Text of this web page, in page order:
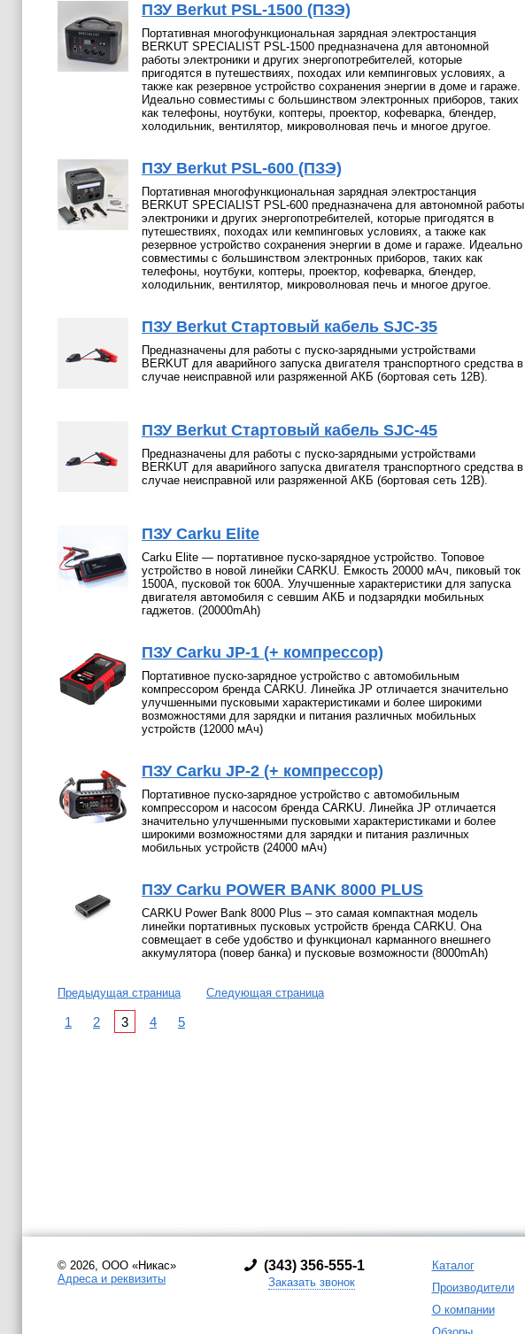
ПЗУ Berkut PSL-1500 (ПЗЭ)
Портативная многофункциональная зарядная электростанция
BERKUT SPECIALIST PSL-1500 предназначена для автономной
работы электроники и других энергопотребителей, которые
пригодятся в путешествиях, походах или кемпинговых условиях, а
также как резервное устройство сохранения энергии в доме и гараже.
Идеально совместимы с большинством электронных приборов, таких
как телефоны, ноутбуки, коптеры, проектор, кофеварка, блендер,
холодильник, вентилятор, микроволновая печь и многое другое.
ПЗУ Berkut PSL-600 (ПЗЭ)
Портативная многофункциональная зарядная электростанция
BERKUT SPECIALIST PSL-600 предназначена для автономной работы
электроники и других энергопотребителей, которые пригодятся в
путешествиях, походах или кемпинговых условиях, а также как
резервное устройство сохранения энергии в доме и гараже. Идеально
совместимы с большинством электронных приборов, таких как
телефоны, ноутбуки, коптеры, проектор, кофеварка, блендер,
холодильник, вентилятор, микроволновая печь и многое другое.
ПЗУ Berkut Стартовый кабель SJC-35
Предназначены для работы с пуско-зарядными устройствами
BERKUT для аварийного запуска двигателя транспортного средства в
случае неисправной или разряженной АКБ (бортовая сеть 12В).
ПЗУ Berkut Стартовый кабель SJC-45
Предназначены для работы с пуско-зарядными устройствами
BERKUT для аварийного запуска двигателя транспортного средства в
случае неисправной или разряженной АКБ (бортовая сеть 12В).
ПЗУ Carku Elite
Carku Elite — портативное пуско-зарядное устройство. Топовое
устройство в новой линейки CARKU. Емкость 20000 мАч, пиковый ток
1500А, пусковой ток 600А. Улучшенные характеристики для запуска
двигателя автомобиля с севшим АКБ и подзарядки мобильных
гаджетов. (20000mAh)
ПЗУ Carku JP-1 (+ компрессор)
Портативное пуско-зарядное устройство c автомобильным
компрессором бренда CARKU. Линейка JP отличается значительно
улучшенными пусковыми характеристиками и более широкими
возможностями для зарядки и питания различных мобильных
устройств (12000 мАч)
ПЗУ Carku JP-2 (+ компрессор)
Портативное пуско-зарядное устройство c автомобильным
компрессором и насосом бренда CARKU. Линейка JP отличается
значительно улучшенными пусковыми характеристиками и более
широкими возможностями для зарядки и питания различных
мобильных устройств (24000 мАч)
ПЗУ Carku POWER BANK 8000 PLUS
CARKU Power Bank 8000 Plus – это самая компактная модель
линейки портативных пусковых устройств бренда CARKU. Она
совмещает в себе удобство и функционал карманного внешнего
аккумулятора (повер банка) и пусковые возможности (8000mAh)
Предыдущая страница Следующая страница
1 2 3 4 5
© 2026, ООО «Никас»
Адреса и реквизиты
(343) 356-555-1
Заказать звонок
Каталог
Производители
О компании